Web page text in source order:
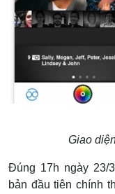
Giao
Đúng 17h ngày 23/
bản đầu tiên chính